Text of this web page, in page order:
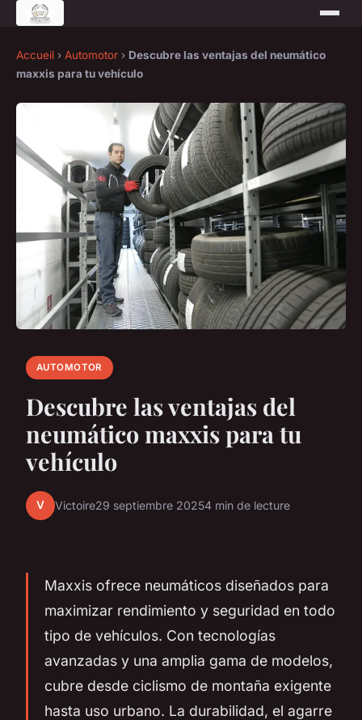
Accueil › Automotor › Descubre las ventajas del neumático
maxxis para tu vehículo
AUTOMOTOR
Descubre las ventajas del
neumático maxxis para tu
vehículo
V Victoire29 septiembre 20254 min de lecture
Maxxis ofrece neumáticos diseñados para
maximizar rendimiento y seguridad en todo
tipo de vehículos. Con tecnologías
avanzadas y una amplia gama de modelos,
cubre desde ciclismo de montaña exigente
hasta uso urbano. La durabilidad, el agarre